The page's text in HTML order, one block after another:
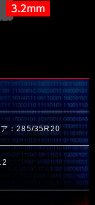
3.2mm
：285/35R20